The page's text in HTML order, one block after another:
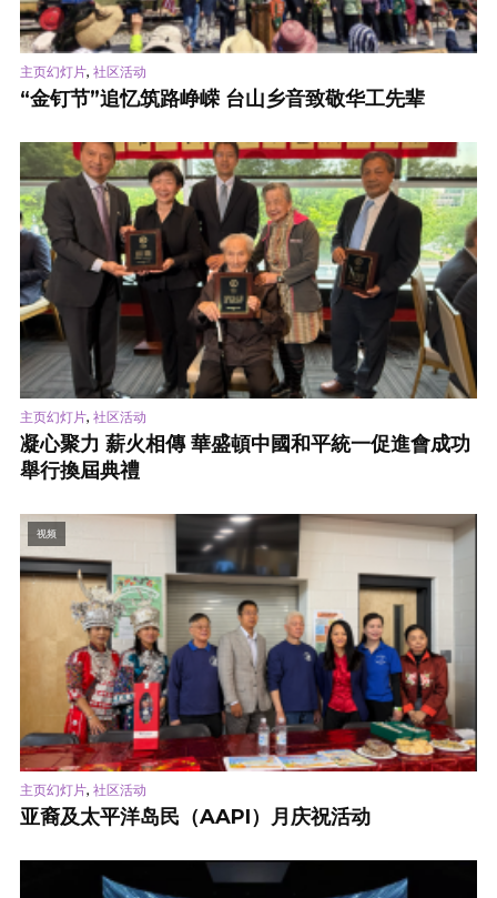
主页幻灯片, 社区活动
“金钉节”追忆筑路峥嵘 台山乡音致敬华工先辈
主页幻灯片, 社区活动
凝心聚力 薪火相傳 華盛頓中國和平統一促進會成功
舉行換屆典禮
视频
主页幻灯片, 社区活动
亚裔及太平洋岛民（AAPI）月庆祝活动